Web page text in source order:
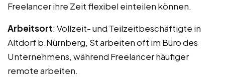
Freelancer ihre Zeit flexibel einteilen können.
Arbeitsort: Vollzeit- und Teilzeitbeschäftigte in
Altdorf b.Nürnberg, St arbeiten oft im Büro des
Unternehmens, während Freelancer häufiger
remote arbeiten.